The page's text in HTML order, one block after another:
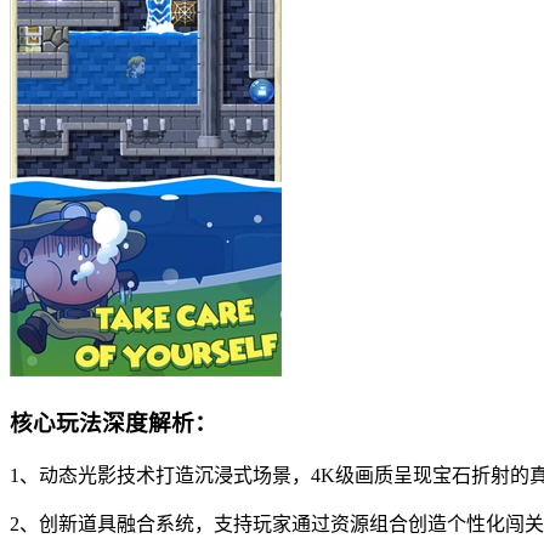
核心玩法深度解析：
1、动态光影技术打造沉浸式场景，4K级画质呈现宝石折射的
2、创新道具融合系统，支持玩家通过资源组合创造个性化闯